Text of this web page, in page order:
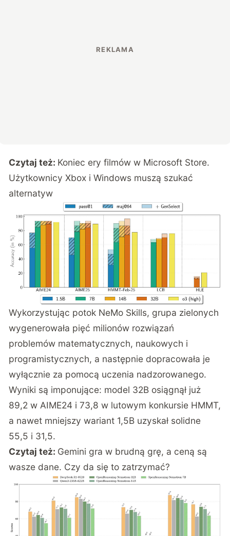
Czytaj też: Koniec ery filmów w Microsoft Store.
Użytkownicy Xbox i Windows muszą szukać
alternatyw
Wykorzystując potok NeMo Skills, grupa zielonych
wygenerowała pięć milionów rozwiązań
problemów matematycznych, naukowych i
programistycznych, a następnie dopracowała je
wyłącznie za pomocą uczenia nadzorowanego.
Wyniki są imponujące: model 32B osiągnął już
89,2 w AIME24 i 73,8 w lutowym konkursie HMMT,
a nawet mniejszy wariant 1,5B uzyskał solidne
55,5 i 31,5.
Czytaj też: Gemini gra w brudną grę, a ceną są
wasze dane. Czy da się to zatrzymać?